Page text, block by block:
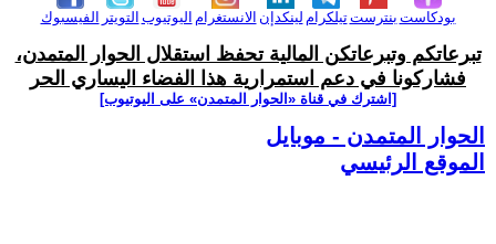
الفيسبوك التويتر اليوتيوب الانستغرام لينكدإن تيلكرامبنترست بودكاست
تبرعاتكم وتبرعاتكن المالية تحفظ استقلال الحوار المتمدن،
فشاركونا في دعم استمرارية هذا الفضاء اليساري الحر
[اشترك في قناة ‫«الحوار المتمدن» على اليوتيوب]
الحوار المتمدن - موبايل
الموقع الرئيسي